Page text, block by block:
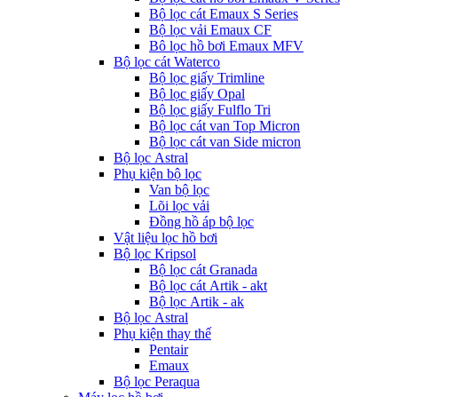
Bộ lọc cát Emaux S Series
Bộ lọc vải Emaux CF
Bô lọc hồ bơi Emaux MFV
Bộ lọc cát Waterco
Bộ lọc giấy Trimline
Bộ lọc giấy Opal
Bộ lọc giấy Fulflo Tri
Bộ lọc cát van Top Micron
Bộ lọc cát van Side micron
Bộ lọc Astral
Phụ kiện bộ lọc
Van bộ lọc
Lõi lọc vải
Đồng hồ áp bộ lọc
Vật liệu lọc hồ bơi
Bộ lọc Kripsol
Bộ lọc cát Granada
Bộ lọc cát Artik - akt
Bộ lọc Artik - ak
Bộ lọc Astral
Phụ kiện thay thế
Pentair
Emaux
Bộ lọc Peraqua